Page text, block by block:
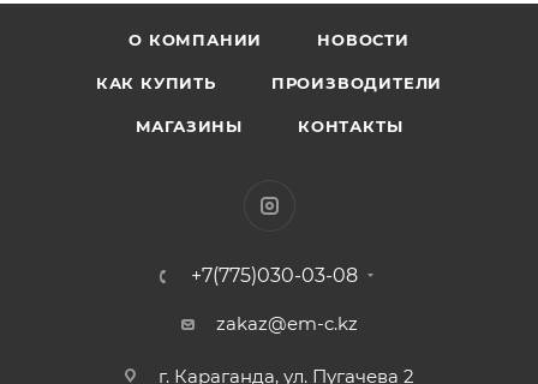
О КОМПАНИИ НОВОСТИ
КАК КУПИТЬ ПРОИЗВОДИТЕЛИ
МАГАЗИНЫ КОНТАКТЫ
+7(775)030-03-08
zakaz@em-c.kz
г. Караганда, ул. Пугачева 2